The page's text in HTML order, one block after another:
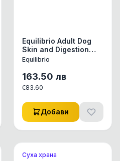
Equilibrio Adult Dog
Skin and Digestion
With Salmon All
храна за израснали
кучета със сьомга за
сияйна кожа и добро
храносмилане 12 кг
Equilibrio
163.50 лв
€83.60
Добави
Суха храна